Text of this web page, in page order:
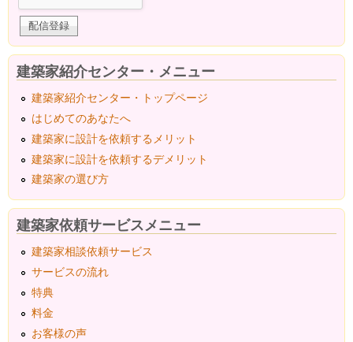
建築家紹介センター・メニュー
建築家紹介センター・トップページ
はじめてのあなたへ
建築家に設計を依頼するメリット
建築家に設計を依頼するデメリット
建築家の選び方
建築家依頼サービスメニュー
建築家相談依頼サービス
サービスの流れ
特典
料金
お客様の声